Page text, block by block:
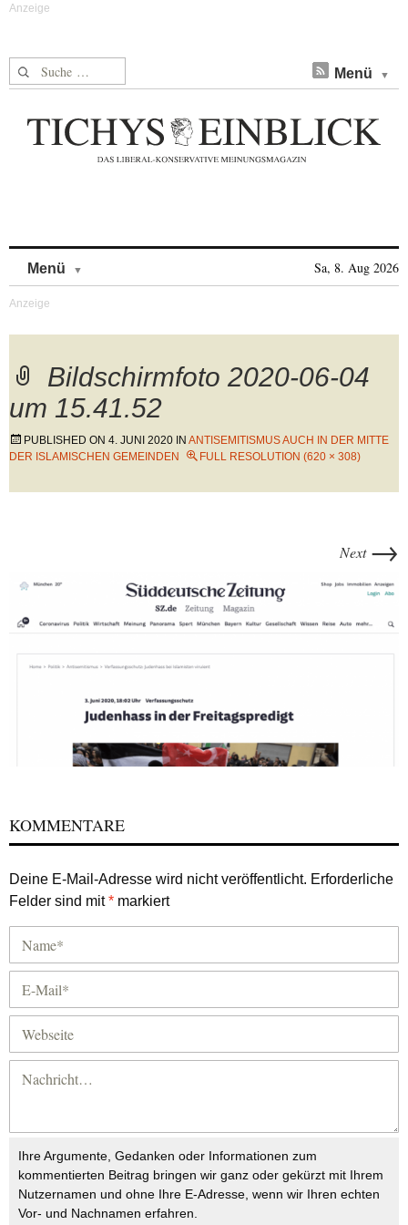
Suche nach: Menü
Menü Sa, 8. Aug 2026
Bildschirmfoto 2020-06-04
um 15.41.52
PUBLISHED ON 4. JUNI 2020 IN ANTISEMITISMUS AUCH IN DER MITTE
DER ISLAMISCHEN GEMEINDEN
FULL RESOLUTION (620 × 308)
Next →
KOMMENTARE
Deine E-Mail-Adresse wird nicht veröffentlicht. Erforderliche
Felder sind mit* markiert
Ihre Argumente, Gedanken oder Informationen zum
kommentierten Beitrag bringen wir ganz oder gekürzt mit Ihrem
Nutzernamen und ohne Ihre E-Adresse, wenn wir Ihren echten
Vor- und Nachnamen erfahren.